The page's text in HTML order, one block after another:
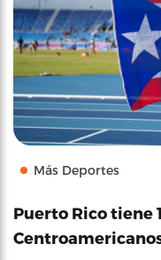
Más Deportes
Puerto Rico tiene